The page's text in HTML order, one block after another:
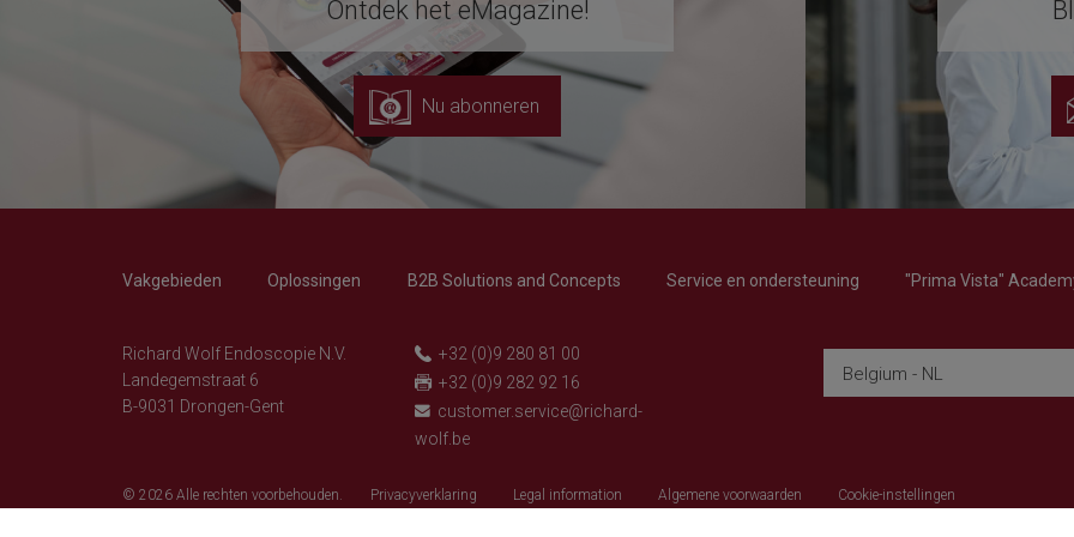
Ontdek het eMagazine!
Nu abonneren
Vakgebieden Oplossingen B2B Solutions and Concepts Service en ondersteuning "Prima Vista"
Richard Wolf Endoscopie N.V.
Landegemstraat 6
B-9031 Drongen-Gent
+32 (0)9 280 81 00
+32 (0)9 282 92 16
customer.service@richard-
wolf.be
Belgium - NL
© 2026 Alle rechten voorbehouden. Privacyverklaring Legal information Algemene voorwaarden Cookie-instellingen